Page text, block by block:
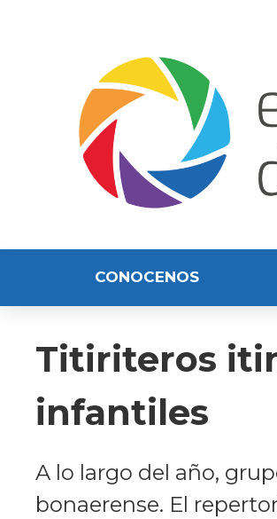
CONOCENOS
Titiriteros
infantiles
A lo largo del año,
bonaerense. El